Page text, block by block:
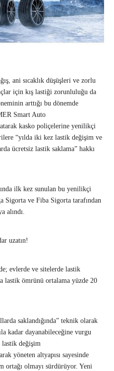
ani sıcaklık düşüşleri ve zorlu
için kış lastiği zorunluluğu da
arttığı bu dönemde
Smart Auto
kasko poliçelerine yenilikçi
“yılda iki kez lastik değişim ve
ücretsiz lastik saklama” hakkı
ilk kez sunulan bu yenilikçi
Sigorta ve Fiba Sigorta tarafından
alındı.
uzatın!
evlerde ve sitelerde lastik
lastik ömrünü ortalama yüzde 20
saklandığında” teknik olarak
kadar dayanabileceğine vurgu
değişim
yöneten altyapısı sayesinde
olmayı sürdürüyor. Yeni